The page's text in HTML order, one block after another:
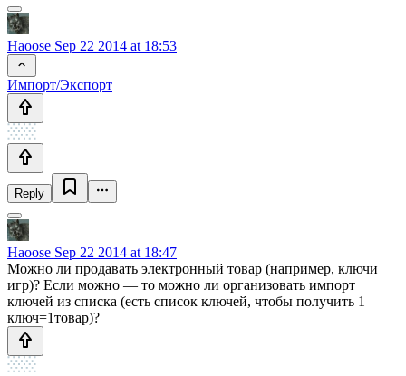
Haoose Sep 22 2014 at 18:53
Импорт/Экспорт
Reply
Haoose Sep 22 2014 at 18:47
Можно ли продавать электронный товар (например, ключи
игр)? Если можно — то можно ли организовать импорт
ключей из списка (есть список ключей, чтобы получить 1
ключ=1товар)?